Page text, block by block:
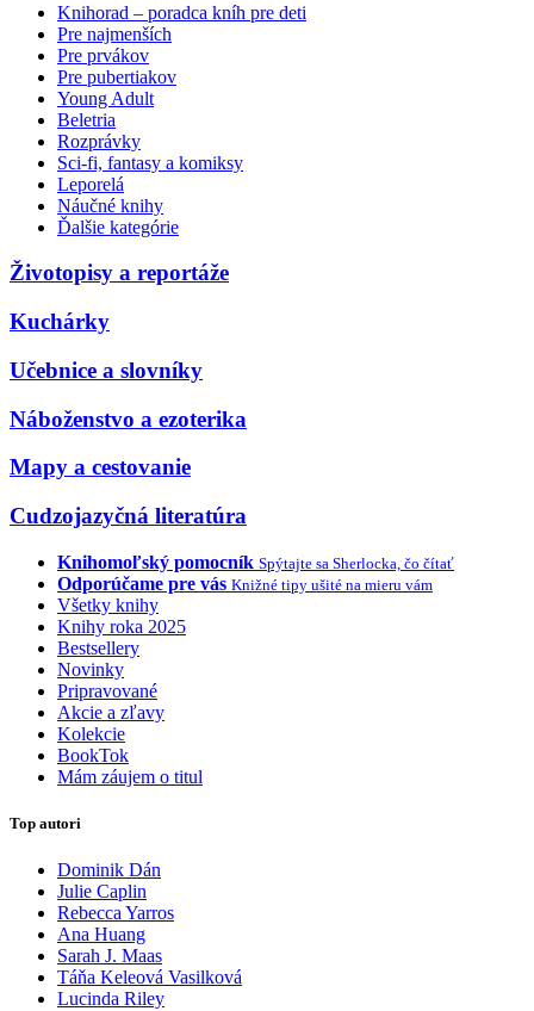
Knihorad – poradca kníh pre deti
Pre najmenších
Pre prvákov
Pre pubertiakov
Young Adult
Beletria
Rozprávky
Sci-fi, fantasy a komiksy
Leporelá
Náučné knihy
Ďalšie kategórie
Životopisy a reportáže
Kuchárky
Učebnice a slovníky
Náboženstvo a ezoterika
Mapy a cestovanie
Cudzojazyčná literatúra
Knihomoľský pomocník Spýtajte sa Sherlocka, čo čítať
Odporúčame pre vás Knižné tipy ušité na mieru vám
Všetky knihy
Knihy roka 2025
Bestsellery
Novinky
Pripravované
Akcie a zľavy
Kolekcie
BookTok
Mám záujem o titul
Top autori
Dominik Dán
Julie Caplin
Rebecca Yarros
Ana Huang
Sarah J. Maas
Táňa Keleová Vasilková
Lucinda Riley